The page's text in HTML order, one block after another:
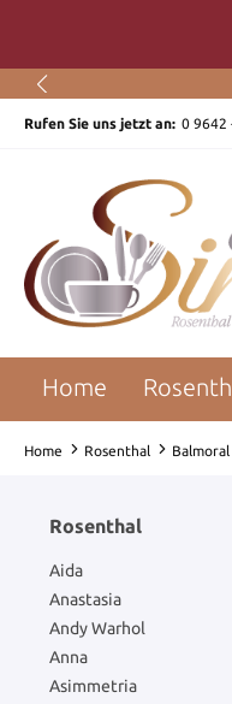
Zur Hauptnavigation
Rufen Sie uns jetzt an: 0 9642
Home
Home Rosenthal Balmoral
Rosenthal
Aida
Anastasia
Andy Warhol
Anna
Asimmetria